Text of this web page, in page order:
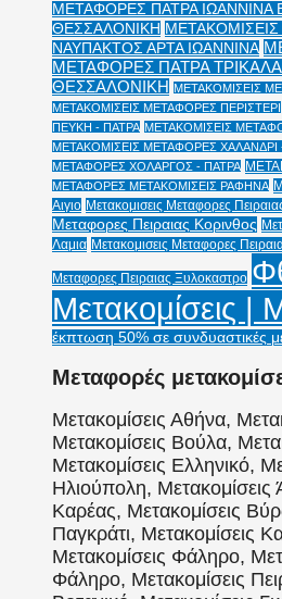
ΜΕΤΑΦΟΡΕΣ ΠΑΤΡΑ ΙΩΑΝΝΙΝΑ
ΘΕΣΣΑΛΟΝΙΚΗ
ΝΑΥΠΑΚΤΟΣ ΑΡΤΑ ΙΩΑΝΝΙΝΑ
ΜΕΤΑΦΟΡΕΣ ΠΑΤΡΑ
ΘΕΣΣΑΛΟΝΙΚΗ ΜΕΤΑΚΟΜΙΣΕΙΣ
ΜΕΤΑΚΟΜΙΣΕΙΣ ΜΕΤΑΦΟΡΕΣ ΠΕΡΙΣΤΕΡΙ
ΠΕΥΚΗ - ΠΑΤΡΑ ΜΕΤΑΚΟΜΙΣΕΙΣ
ΜΕΤΑΚΟΜΙΣΕΙΣ ΜΕΤΑΦΟΡΕΣ ΧΑΛΑΝΔΡΙ
ΜΕΤΑΦΟΡΕΣ ΧΟΛΑΡΓΟΣ - ΠΑΤΡΑ
ΜΕΤΑΦΟΡΕΣ ΜΕΤΑΚΟΜΙΣΕΙΣ ΡΑΦΗΝΑ
Αιγιο Μετακομισεις Μεταφορες
Μεταφορες Πειραιας Κορινθος
Λαμια Μετακομισεις Μεταφορες
Μεταφορες Πειραιας Ξυλοκαστρο
Μετακομίσεις |
έκπτωση 50% σε συνδυαστικές
Μεταφορές
Μετακομίσεις Αθήνα,
Μετακομίσεις Βούλα,
Μετακομίσεις Ελληνικό,
Ηλιούπολη, Μετακομίσεις
Καρέας, Μετακομίσεις
Παγκράτι, Μετακομίσεις
Μετακομίσεις Φάληρο,
Φάληρο, Μετακομίσεις